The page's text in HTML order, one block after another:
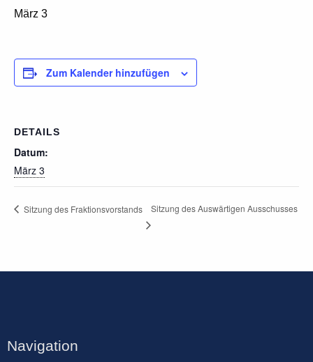
März 3
Zum Kalender hinzufügen
DETAILS
Datum:
März 3
Sitzung des Fraktionsvorstands Sitzung des Auswärtigen Ausschusses
Navigation